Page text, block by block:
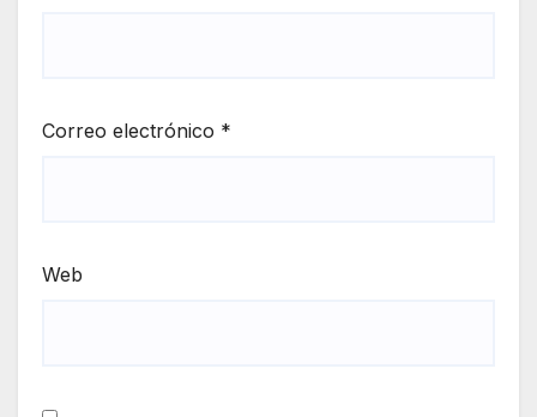
Correo electrónico *
Web